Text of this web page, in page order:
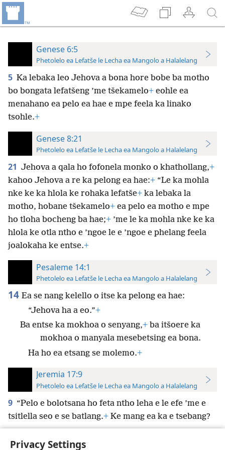
Privacy Settings
Genese 6:5
Phetolelo ea Lefatše le Lecha ea Mangolo a Halalelang
5 Ka lebaka leo Jehova a bona hore bobe ba motho
bo bongata lefatšeng ’me tšekamelo+ eohle ea
menahano ea pelo ea hae e mpe feela ka linako
tsohle.+
Genese 8:21
Phetolelo ea Lefatše le Lecha ea Mangolo a Halalelang
21 Jehova a qala ho fofonela monko o khathollang,+
kahoo Jehova a re ka pelong ea hae:+ “Le ka mohla
nke ke ka hlola ke rohaka lefatše+ ka lebaka la
motho, hobane tšekamelo+ ea pelo ea motho e mpe
ho tloha bocheng ba hae;+ ’me le ka mohla nke ke ka
hlola ke otla ntho e ’ngoe le e ’ngoe e phelang feela
joalokaha ke entse.+
Pesaleme 14:1
Phetolelo ea Lefatše le Lecha ea Mangolo a Halalelang
14 Ea se nang kelello o itse ka pelong ea hae:
“Jehova ha a eo.”+
Ba entse ka mokhoa o senyang,+ ba itšoere ka
mokhoa o manyala mesebetsing ea bona.
Ha ho ea etsang se molemo.+
Jeremia 17:9
Phetolelo ea Lefatše le Lecha ea Mangolo a Halalelang
9 “Pelo e bolotsana ho feta ntho leha e le efe ’me e
tsitlella seo e se batlang.+ Ke mang ea ka e tsebang?